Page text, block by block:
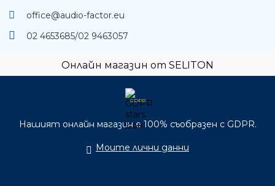
office@audio-factor.eu
02 4653685/02 9463057
Онлайн магазин от SELITON
GDPR
Нашият онлайн магазин е 100% съобразен с GDPR.
Моите лични данни